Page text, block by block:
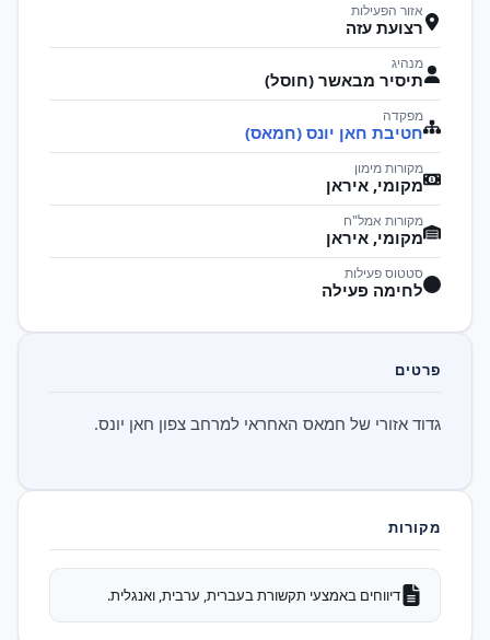
אזור הפעילות
רצועת עזה
מנהיג
תיסיר מבאשר (חוסל)
מפקדה
חטיבת חאן יונס (חמאס)
מקורות מימון
מקומי, איראן
מקורות אמל"ח
מקומי, איראן
סטטוס פעילות
לחימה פעילה
פרטים
גדוד אזורי של חמאס האחראי למרחב צפון חאן יונס.
מקורות
דיווחים באמצעי תקשורת בעברית, ערבית, ואנגלית.